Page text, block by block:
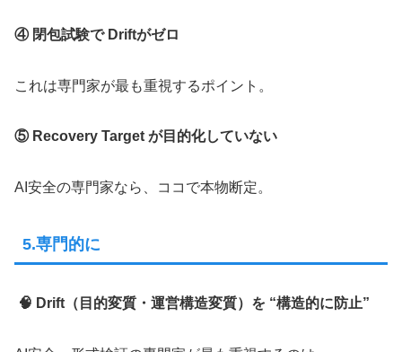
④ 閉包試験で Driftがゼロ
これは専門家が最も重視するポイント。
⑤ Recovery Target が目的化していない
AI安全の専門家なら、ココで本物断定。
5.専門的に
🧠 Drift（目的変質・運営構造変質）を “構造的に防止”